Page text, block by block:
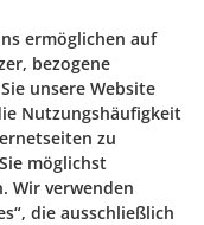
ermöglichen auf
bezogene
unsere Website
Nutzungshäufigkeit
zu
möglichst
Wir verwenden
die ausschließlich